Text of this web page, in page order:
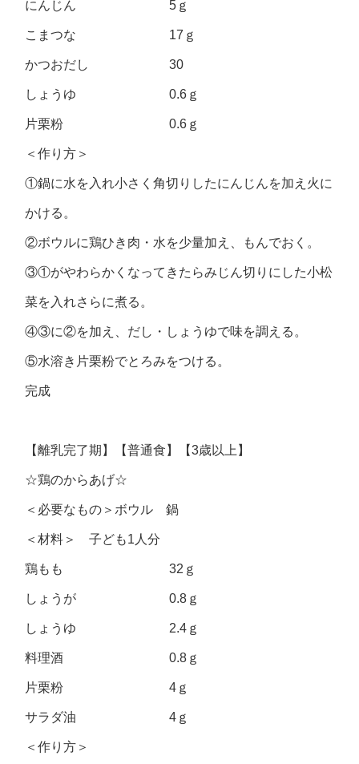
にんじん 5ｇ
こまつな 17ｇ
かつおだし 30
しょうゆ 0.6ｇ
片栗粉 0.6ｇ
＜作り方＞
①鍋に水を入れ小さく角切りしたにんじんを加え火に
かける。
②ボウルに鶏ひき肉・水を少量加え、もんでおく。
③①がやわらかくなってきたらみじん切りにした小松
菜を入れさらに煮る。
④③に②を加え、だし・しょうゆで味を調える。
⑤水溶き片栗粉でとろみをつける。
完成
【離乳完了期】【普通食】【3歳以上】
☆鶏のからあげ☆
＜必要なもの＞ボウル 鍋
＜材料＞ 子ども1人分
鶏もも 32ｇ
しょうが 0.8ｇ
しょうゆ 2.4ｇ
料理酒 0.8ｇ
片栗粉 4ｇ
サラダ油 4ｇ
＜作り方＞